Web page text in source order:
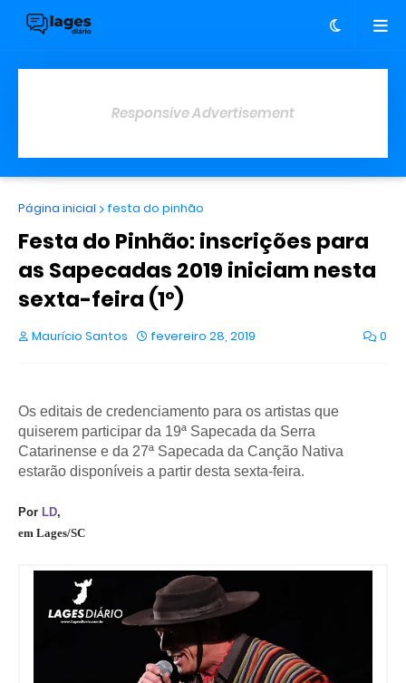
Responsive Advertisement
Página inicial festa do pinhão
Festa do Pinhão: inscrições para
as Sapecadas 2019 iniciam nesta
sexta-feira (1º)
Maurício Santos fevereiro 28, 2019 0
Os editais de credenciamento para os artistas que
quiserem participar da 19ª Sapecada da Serra
Catarinense e da 27ª Sapecada da Canção Nativa
estarão disponíveis a partir desta sexta-feira.
Por LD,
em Lages/SC